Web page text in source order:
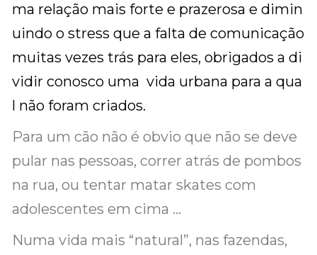
ma relação mais forte e prazerosa e dimin
uindo o stress que a falta de comunicação
muitas vezes trás para eles, obrigados a di
vidir conosco uma vida urbana para a qua
l não foram criados.
Para um cão não é obvio que não se deve
pular nas pessoas, correr atrás de pombos
na rua, ou tentar matar skates com
adolescentes em cima …
Numa vida mais “natural”, nas fazendas,